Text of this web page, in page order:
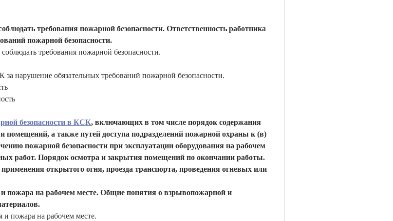
требования пожарной безопасности. Ответственность работника
пожарной безопасности.
требования пожарной безопасности.
за нарушение обязательных требований пожарной безопасности.
безопасности в КСК, включающих в том числе порядок содержания
помещений, а также путей доступа подразделений пожарной охраны к (в)
пожарной безопасности при эксплуатации оборудования на рабочем
работ. Порядок осмотра и закрытия помещений по окончании работы.
открытого огня, проезда транспорта, проведения огневых или
пожара на рабочем месте. Общие понятия о взрывопожарной и
и пожара на рабочем месте.